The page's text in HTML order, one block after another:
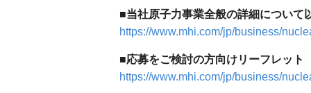
■当社原子力事業全般の詳細について
https://www.mhi.com/jp/business/
■応募をご検討の方向けリーフレット
https://www.mhi.com/jp/business/